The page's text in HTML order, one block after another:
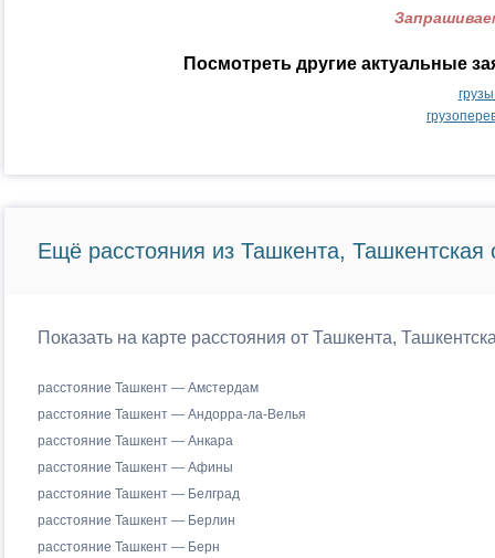
Посмотреть другие актуальные
Ещё расстояния из Ташкента, Ташкентская
Показать на карте расстояния от Ташкента,
расстояние Ташкент — Амстердам
расстояние Ташкент — Андорра-ла-Велья
расстояние Ташкент — Анкара
расстояние Ташкент — Афины
расстояние Ташкент — Белград
расстояние Ташкент — Берлин
расстояние Ташкент — Берн